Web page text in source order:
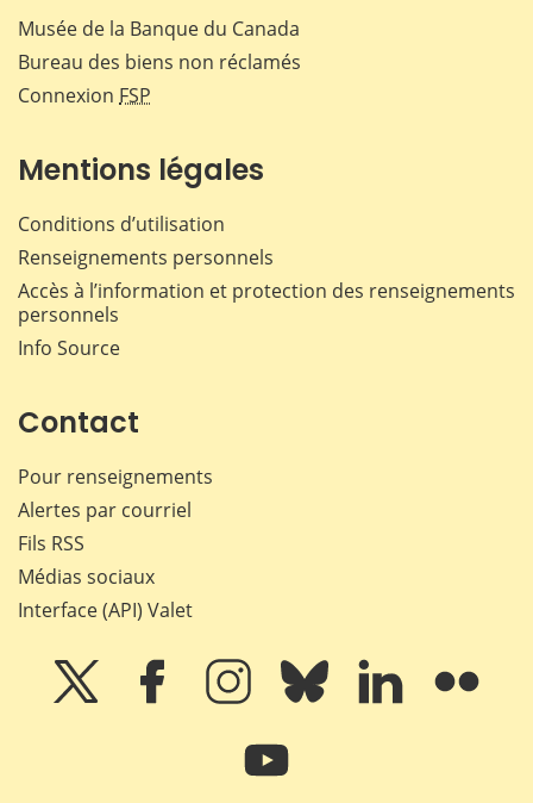
Musée de la Banque du Canada
Bureau des biens non réclamés
Connexion FSP
Mentions légales
Conditions d’utilisation
Renseignements personnels
Accès à l’information et protection des renseignements
personnels
Info Source
Contact
Pour renseignements
Alertes par courriel
Fils RSS
Médias sociaux
Interface (API) Valet